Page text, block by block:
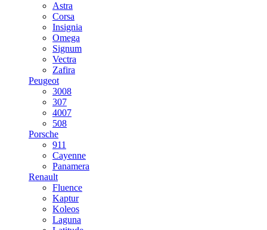
Astra
Corsa
Insignia
Omega
Signum
Vectra
Zafira
Peugeot
3008
307
4007
508
Porsche
911
Cayenne
Panamera
Renault
Fluence
Kaptur
Koleos
Laguna